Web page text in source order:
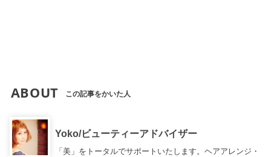
ABOUT この記事をかいた人
Yoko/ビューティーアドバイザー
「美」をトータルでサポートいたします。ヘアアレンジ・